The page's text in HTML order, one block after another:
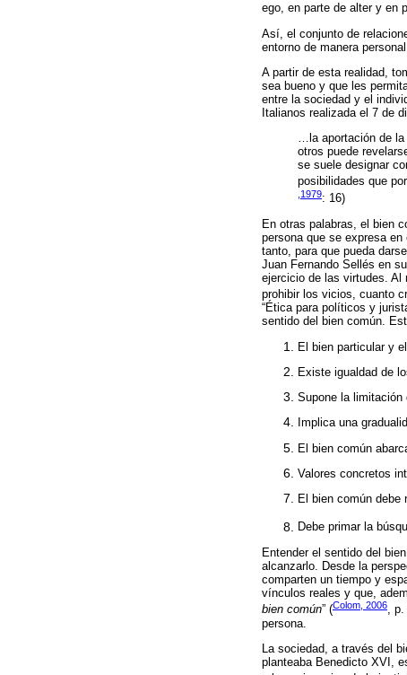
ego, en parte de alter y en
Así, el conjunto de
entorno de manera
A partir de esta realidad,
sea bueno y que les
entre la sociedad y el
Italianos realizada el 7 de
…la aportación de la
otros puede
se suele designar
posibilidades que
,1979: 16)
En otras palabras, el bien
persona que se expresa
tanto, para que pueda
Juan Fernando Sellés en
ejercicio de las virtudes.
prohibir los vicios, cuanto
“Ética para políticos y
sentido del bien común.
El bien particular y
Existe igualdad de
Supone la limitación
Implica una
El bien común
Valores concretos
El bien común debe
Debe primar la
Entender el sentido del
alcanzarlo. Desde la
comparten un tiempo y
vínculos reales y que,
bien común” (Colom, 2006, p.
persona.
La sociedad, a través del
planteaba Benedicto XVI,